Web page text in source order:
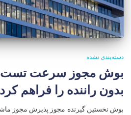
دسته‌بندی نشده
بوش مجوز سرعت تست
بدون راننده را فراهم
بوش نخستین گیرنده مجوز پذیرش مجوز